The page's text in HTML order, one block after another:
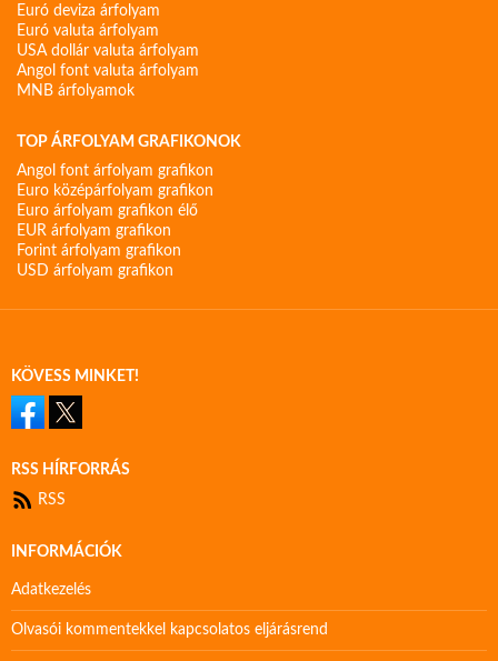
Euró deviza árfolyam
Euró valuta árfolyam
USA dollár valuta árfolyam
Angol font valuta árfolyam
MNB árfolyamok
TOP ÁRFOLYAM GRAFIKONOK
Angol font árfolyam grafikon
Euro középárfolyam grafikon
Euro árfolyam grafikon élő
EUR árfolyam grafikon
Forint árfolyam grafikon
USD árfolyam grafikon
KÖVESS MINKET!
RSS HÍRFORRÁS
RSS
INFORMÁCIÓK
Adatkezelés
Olvasói kommentekkel kapcsolatos eljárásrend